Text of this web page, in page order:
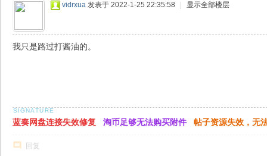
vidrxua 发表于 2022-1-25 22:35:58 显示全部楼层
我只是路过打酱油的。
蓝奏网盘连接失效修复 淘币足够无法购买附件 帖子资源失效，无
回复